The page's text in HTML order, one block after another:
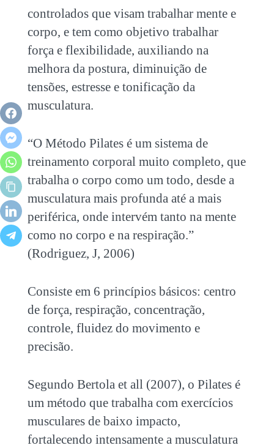
controlados que visam trabalhar mente e
corpo, e tem como objetivo trabalhar
força e flexibilidade, auxiliando na
melhora da postura, diminuição de
tensões, estresse e tonificação da
musculatura.
“O Método Pilates é um sistema de
treinamento corporal muito completo, que
trabalha o corpo como um todo, desde a
musculatura mais profunda até a mais
periférica, onde intervém tanto na mente
como no corpo e na respiração.”
(Rodriguez, J, 2006)
Consiste em 6 princípios básicos: centro
de força, respiração, concentração,
controle, fluidez do movimento e
precisão.
Segundo Bertola et all (2007), o Pilates é
um método que trabalha com exercícios
musculares de baixo impacto,
fortalecendo intensamente a musculatura